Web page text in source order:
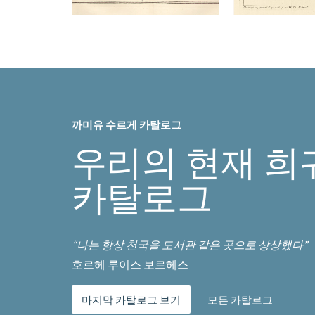
까미유 수르게 카탈로그
우리의 현재 희
카탈로그
“나는 항상 천국을 도서관 같은 곳으로 상상했다”
호르헤 루이스 보르헤스
마지막 카탈로그 보기 모든 카탈로그